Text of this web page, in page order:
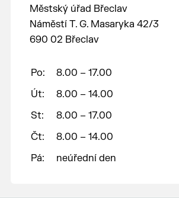
Městský úřad Břeclav
Náměstí T. G. Masaryka 42/3
690 02 Břeclav
Po:
8.00 – 17.00
Út:
8.00 – 14.00
St:
8.00 – 17.00
Čt:
8.00 – 14.00
Pá:
neúřední den